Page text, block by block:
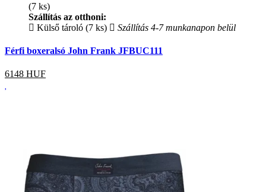
(7 ks)
Szállítás az otthoni:
Külső tároló (7 ks)
Szállítás 4-7 munkanapon belül
Férfi boxeralsó John Frank JFBUC111
6148 HUF